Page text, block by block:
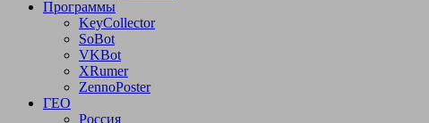
Программы
KeyCollector
SoBot
VKBot
XRumer
ZennoPoster
ГЕО
Россия